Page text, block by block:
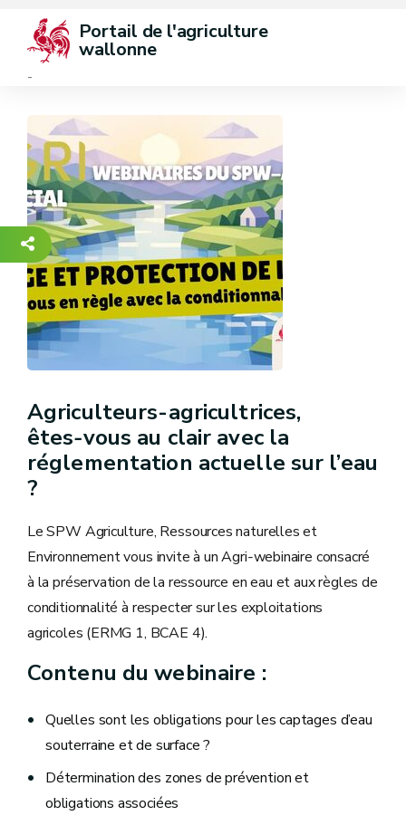
Portail de l'agriculture
wallonne
-
Agriculteurs-agricultrices,
êtes‑vous au clair avec la
réglementation actuelle sur l’eau
?
Le SPW Agriculture, Ressources naturelles et
Environnement vous invite à un Agri‑webinaire consacré
à la préservation de la ressource en eau et aux règles de
conditionnalité à respecter sur les exploitations
agricoles (ERMG 1, BCAE 4).
Contenu du webinaire :
Quelles sont les obligations pour les captages d’eau
souterraine et de surface ?
Détermination des zones de prévention et
obligations associées